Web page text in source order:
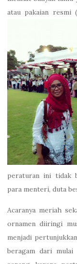
atau pakaian resmi
peraturan ini tidak
para menteri, duta
Acaranya meriah
ornamen diiringi
menjadi
beragam dari mulai